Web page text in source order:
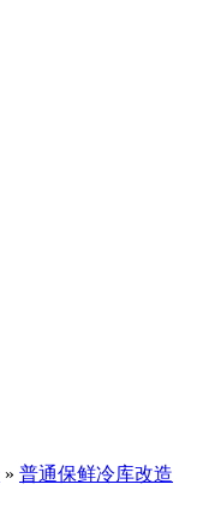
» 普通保鲜冷库改造